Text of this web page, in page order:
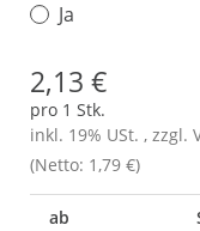
Ja
2,13 €
pro 1 Stk.
inkl. 19% USt. , zzgl.
(Netto: 1,79 €)
ab